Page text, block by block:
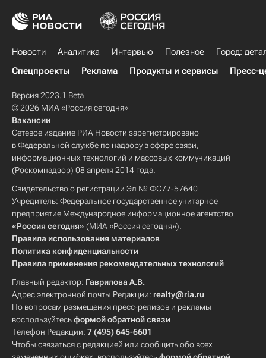
Новости Аналитика Интервью Полезное
Город:
Спецпроекты
Реклама Продукты и сервисы Пресс-
Версия 2023.1 Beta
© 2026 МИА «Россия сегодня»
Вакансии
Сетевое издание РИА Новости зарегистрировано
в Федеральной службе по надзору в сфере связи,
информационных технологий и массовых коммуникаций
(Роскомнадзор) 08 апреля 2014 года.
Свидетельство о регистрации Эл № ФС77-57640
Учредитель: Федеральное государственное унитарное
предприятие Международное информационное агентство
«Россия сегодня» (МИА «Россия сегодня»).
Правила использования материалов
Политика конфиденциальности
Правила применения рекомендательных технологий
Главный редактор: Гаврилова А.В.
Адрес электронной почты Редакции: realty@ria.ru
По вопросам размещения пресс-релизов и рекламы
воспользуйтесьформой обратной связи
Телефон Редакции: 7 (495) 645-6601
Чтобы связаться с редакцией или сообщить обо всех